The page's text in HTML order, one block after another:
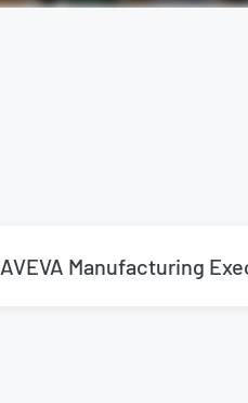
AVEVA Manufacturing